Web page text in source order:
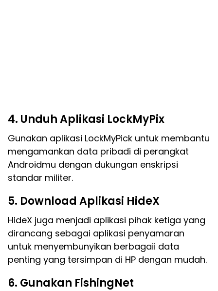
4. Unduh Aplikasi LockMyPix
Gunakan aplikasi LockMyPick untuk membantu
mengamankan data pribadi di perangkat
Androidmu dengan dukungan enskripsi
standar militer.
5. Download Aplikasi HideX
HideX juga menjadi aplikasi pihak ketiga yang
dirancang sebagai aplikasi penyamaran
untuk menyembunyikan berbagaii data
penting yang tersimpan di HP dengan mudah.
6. Gunakan FishingNet